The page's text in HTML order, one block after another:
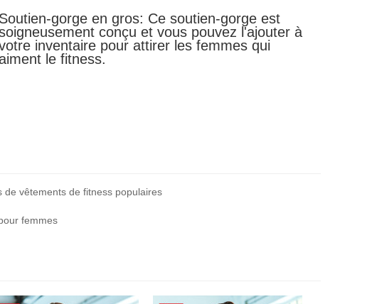
Soutien-gorge en gros: Ce soutien-gorge est
conçu et vous pouvez l'ajouter à
inventaire pour attirer les femmes qui
le fitness.
de vêtements de fitness populaires
femmes